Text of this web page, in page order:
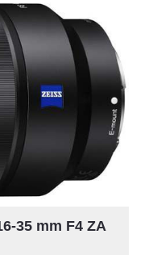
35 mm F4 ZA